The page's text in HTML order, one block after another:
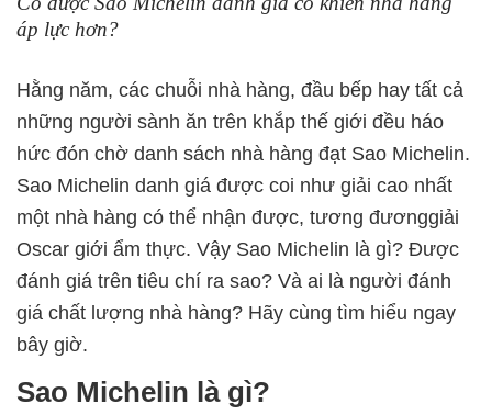
áp lực hơn?
Hằng năm, các chuỗi nhà hàng, đầu bếp hay tất cả
những người sành ăn trên khắp thế giới đều háo
hức đón chờ danh sách nhà hàng đạt Sao Michelin.
Sao Michelin danh giá được coi như giải cao nhất
một nhà hàng có thể nhận được, tương đươnggiải
Oscar giới ẩm thực. Vậy Sao Michelin là gì? Được
đánh giá trên tiêu chí ra sao? Và ai là người đánh
giá chất lượng nhà hàng? Hãy cùng tìm hiểu ngay
bây giờ.
Sao Michelin là gì?